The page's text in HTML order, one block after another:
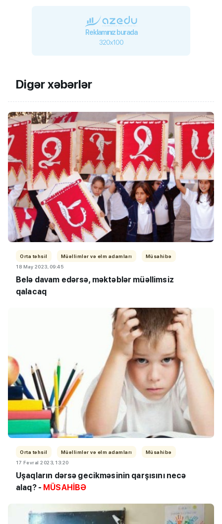
Reklamınız burada
320x100
Digər xəbərlər
Orta təhsil Müəllimlər və elm adamları
Müsahibə
18 May 2023, 09:45
Belə davam edərsə, məktəblər müəllimsiz
qalacaq
Orta təhsil Müəllimlər və elm adamları
Müsahibə
17 Fevral 2023, 13:20
Uşaqların dərsə gecikməsinin qarşısını necə
alaq? - MÜSAHİBƏ